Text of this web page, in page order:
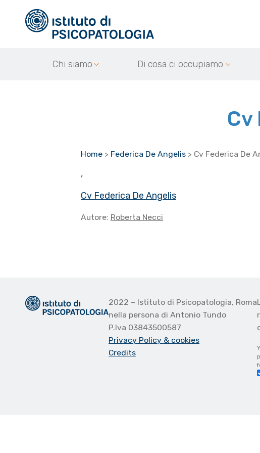
Chi siamo Di cosa ci occupiamo
Cv
Home > Federica De Angelis > Cv Federica De
,
Cv Federica De Angelis
Autore: Roberta Necci
2022 – Istituto di Psicopatologia, Roma
nella persona di Antonio Tundo
P.Iva 03843500587
Privacy Policy & cookies
Credits